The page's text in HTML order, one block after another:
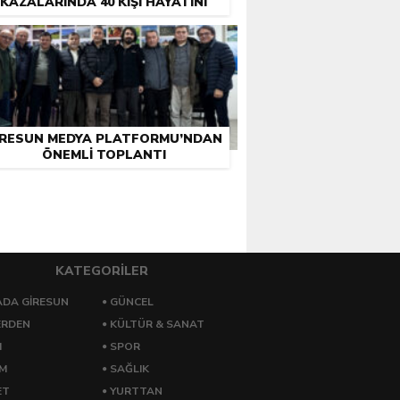
MEDYA PLATFORMU’NDAN
ÖNEMLI TOPLANTI
KATEGORİLER
GİRESUN
GÜNCEL
KÜLTÜR & SANAT
SPOR
SAĞLIK
YURTTAN